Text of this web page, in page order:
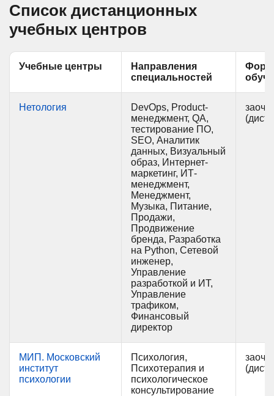
Список дистанционных
учебных центров
Учебные центры
Направления
специальностей
Нетология
DevOps, Product-
менеджмент, QA,
тестирование ПО,
SEO, Аналитик
данных, Визуальный
образ, Интернет-
маркетинг, ИТ-
менеджмент,
Менеджмент,
Музыка, Питание,
Продажи,
Продвижение
бренда, Разработка
на Python, Сетевой
инженер,
Управление
разработкой и ИТ,
Управление
трафиком,
Финансовый
директор
МИП. Московский
институт
психологии
Психология,
Психотерапия и
психологическое
консультирование